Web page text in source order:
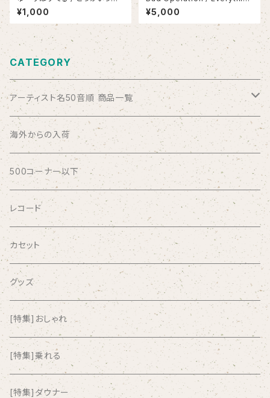
ゃいたい/いかないで〜
¥1,000
Must Go(LP)
¥5,000
CATEGORY
アーティスト名50音順 商品一覧
ABSOLUTE LOSERS
AFRICA
AGU
AIRCRAFT
airlie
AKUTAGAWA FANCLUB
ALKASILKA
all about paradise
海外からの入荷
500コーナー以下
レコード
カセット
グッズ
[特集]おしゃれ
[特集]乗れる
[特集]ダウナー